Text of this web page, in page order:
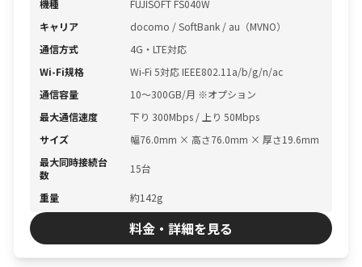
機種
FUJISOFT FS040W
キャリア
docomo / SoftBank / au（MVNO）
通信方式
4G・LTE対応
Wi-Fi規格
Wi-Fi 5対応 IEEE802.11a/b/g/n/ac
通信容量
10〜300GB/月 ※オプション
最大通信速度
下り 300Mbps / 上り 50Mbps
サイズ
幅76.0mm × 高さ76.0mm × 厚さ19.6mm
最大同時接続台
数
15台
重量 約142g
料金・詳細を見る